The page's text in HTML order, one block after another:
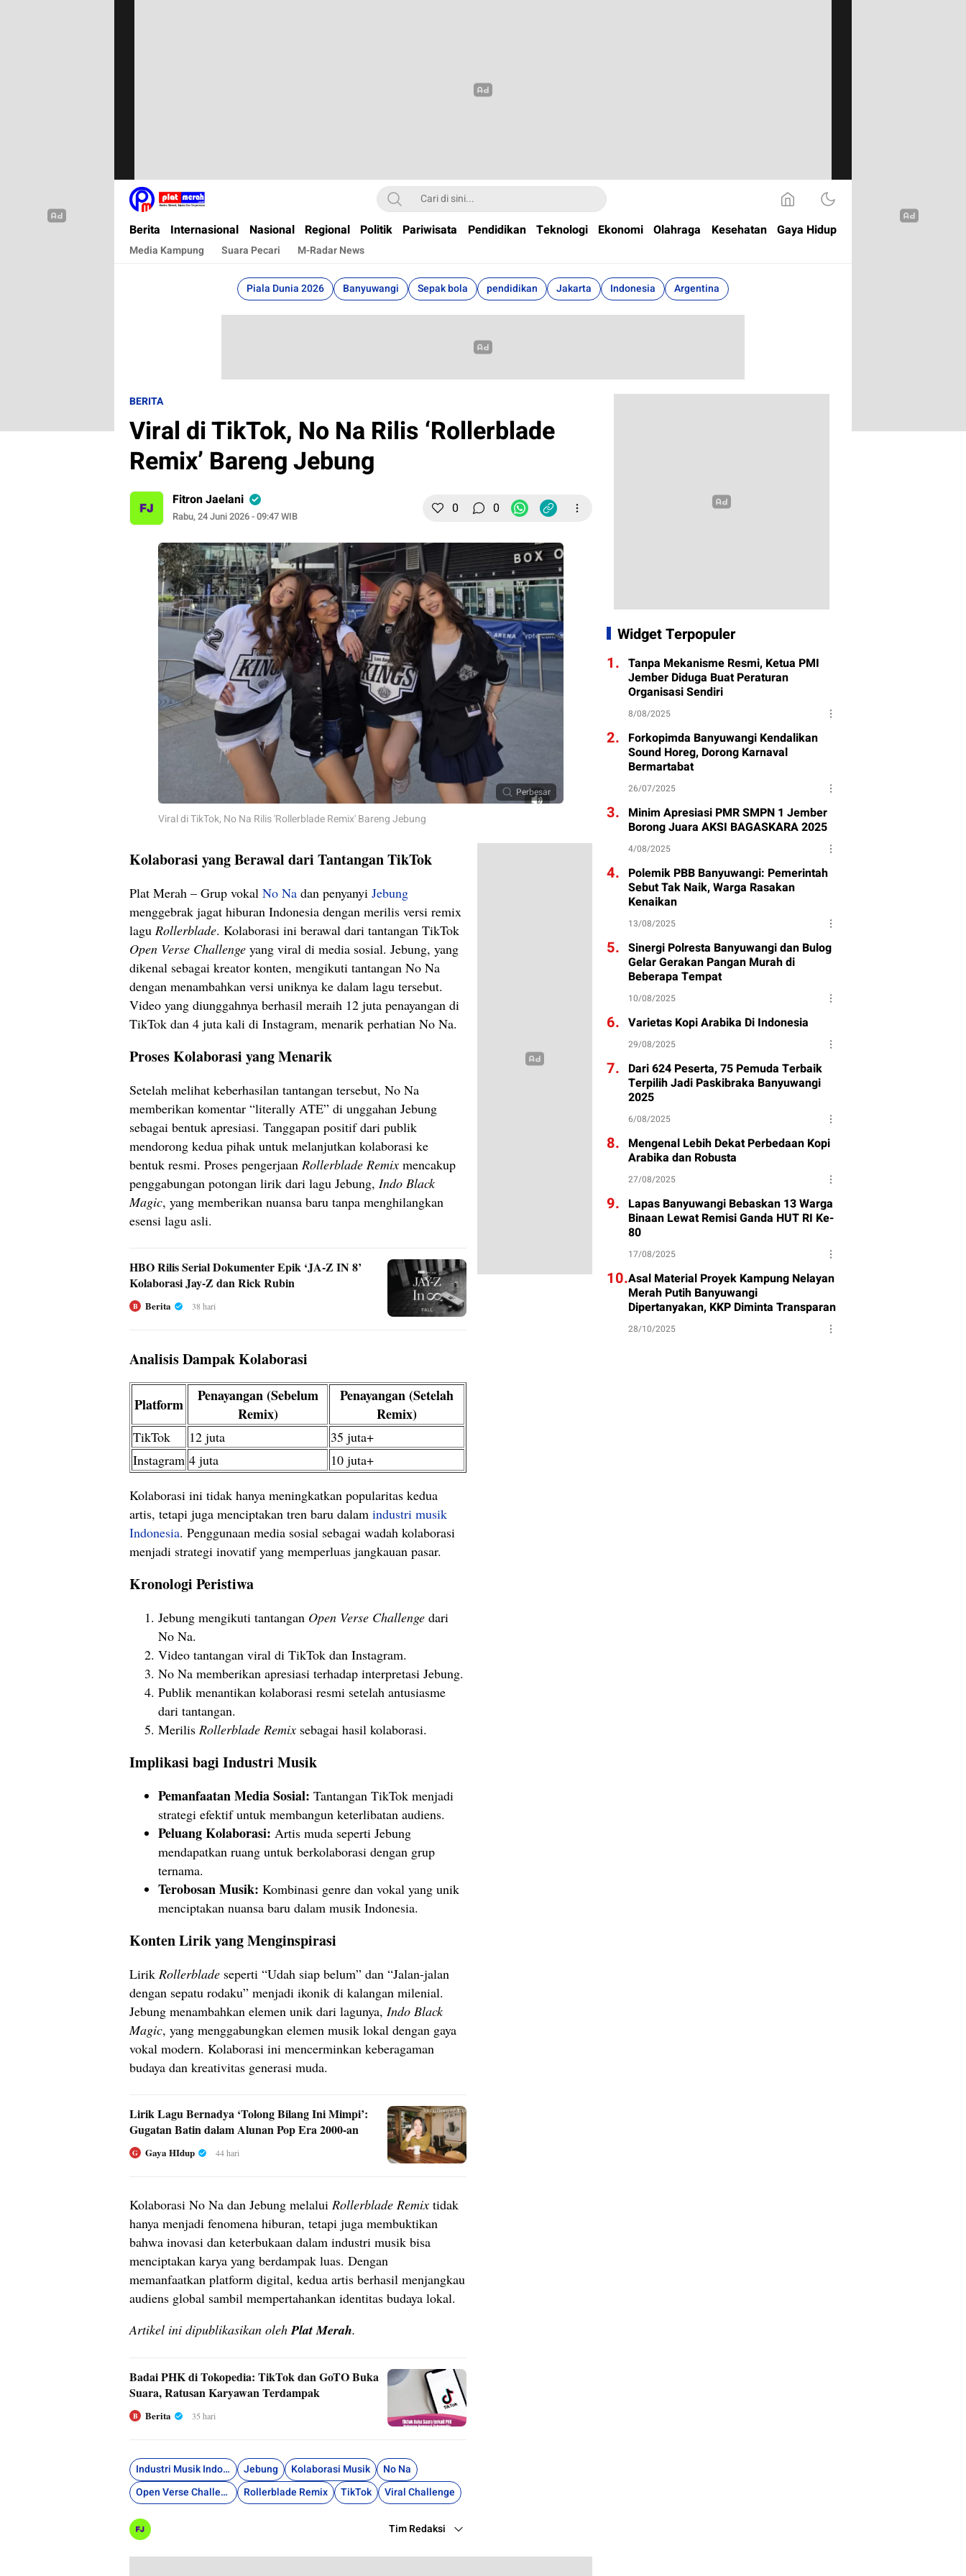
Plat Merah
Berita Terkini, Akurat, Terpercaya Dan Cepat
Berita Internasional Nasional Regional Politik Pariwisata Pendidikan Teknologi Ekonomi Olahraga Kesehatan Gaya Hidup
Media Kampung Suara Pecari M-Radar News
Piala Dunia 2026 Banyuwangi Sepak bola pendidikan Jakarta Indonesia Argentina
BERITA
Viral di TikTok, No Na Rilis ‘Rollerblade
Remix’ Bareng Jebung
Fitron Jaelani
Rabu, 24 Juni 2026 - 09:47 WIB 0 0
Perbesar
Viral di TikTok, No Na Rilis 'Rollerblade Remix' Bareng Jebung
Kolaborasi yang Berawal dari Tantangan TikTok
Plat Merah – Grup vokal No Na dan penyanyi Jebung
menggebrak jagat hiburan Indonesia dengan merilis versi remix
lagu Rollerblade. Kolaborasi ini berawal dari tantangan TikTok
Open Verse Challenge yang viral di media sosial. Jebung, yang
dikenal sebagai kreator konten, mengikuti tantangan No Na
dengan menambahkan versi uniknya ke dalam lagu tersebut.
Video yang diunggahnya berhasil meraih 12 juta penayangan di
TikTok dan 4 juta kali di Instagram, menarik perhatian No Na.
Proses Kolaborasi yang Menarik
Setelah melihat keberhasilan tantangan tersebut, No Na
memberikan komentar “literally ATE” di unggahan Jebung
sebagai bentuk apresiasi. Tanggapan positif dari publik
mendorong kedua pihak untuk melanjutkan kolaborasi ke
bentuk resmi. Proses pengerjaan Rollerblade Remix mencakup
penggabungan potongan lirik dari lagu Jebung, Indo Black
Magic, yang memberikan nuansa baru tanpa menghilangkan
esensi lagu asli.
HBO Rilis Serial Dokumenter Epik ‘JA-Z IN 8’
Kolaborasi Jay-Z dan Rick Rubin
B Berita 38 hari
Analisis Dampak Kolaborasi
Platform
Penayangan (Sebelum
Remix)
Penayangan (Setelah
Remix)
TikTok 12 juta
35 juta+
Instagram 4 juta 10 juta+
Kolaborasi ini tidak hanya meningkatkan popularitas kedua
artis, tetapi juga menciptakan tren baru dalam industri musik
Indonesia. Penggunaan media sosial sebagai wadah kolaborasi
menjadi strategi inovatif yang memperluas jangkauan pasar.
Kronologi Peristiwa
Jebung mengikuti tantangan Open Verse Challenge dari
No Na.
Video tantangan viral di TikTok dan Instagram.
No Na memberikan apresiasi terhadap interpretasi Jebung.
Publik menantikan kolaborasi resmi setelah antusiasme
dari tantangan.
Merilis Rollerblade Remix sebagai hasil kolaborasi.
Implikasi bagi Industri Musik
Pemanfaatan Media Sosial: Tantangan TikTok menjadi
strategi efektif untuk membangun keterlibatan audiens.
Peluang Kolaborasi: Artis muda seperti Jebung
mendapatkan ruang untuk berkolaborasi dengan grup
ternama.
Terobosan Musik: Kombinasi genre dan vokal yang unik
menciptakan nuansa baru dalam musik Indonesia.
Konten Lirik yang Menginspirasi
Lirik Rollerblade seperti “Udah siap belum” dan “Jalan-jalan
dengan sepatu rodaku” menjadi ikonik di kalangan milenial.
Jebung menambahkan elemen unik dari lagunya, Indo Black
Magic, yang menggabungkan elemen musik lokal dengan gaya
vokal modern. Kolaborasi ini mencerminkan keberagaman
budaya dan kreativitas generasi muda.
Lirik Lagu Bernadya ‘Tolong Bilang Ini Mimpi’:
Gugatan Batin dalam Alunan Pop Era 2000-an
G Gaya HIdup 44 hari
Kolaborasi No Na dan Jebung melalui Rollerblade Remix tidak
hanya menjadi fenomena hiburan, tetapi juga membuktikan
bahwa inovasi dan keterbukaan dalam industri musik bisa
menciptakan karya yang berdampak luas. Dengan
memanfaatkan platform digital, kedua artis berhasil menjangkau
audiens global sambil mempertahankan identitas budaya lokal.
Artikel ini dipublikasikan olehPlat Merah.
Badai PHK di Tokopedia: TikTok dan GoTO Buka
Suara, Ratusan Karyawan Terdampak
B Berita 35 hari
Industri Musik Indonesia Jebung Kolaborasi Musik
No Na
Open Verse Challenge
Rollerblade Remix TikTok Viral Challenge
Tim Redaksi
Widget Terpopuler
1. Tanpa Mekanisme Resmi, Ketua PMI
Jember Diduga Buat Peraturan
Organisasi Sendiri
8/08/2025
2. Forkopimda Banyuwangi Kendalikan
Sound Horeg, Dorong Karnaval
Bermartabat
26/07/2025
3. Minim Apresiasi PMR SMPN 1 Jember
Borong Juara AKSI BAGASKARA 2025
4/08/2025
4. Polemik PBB Banyuwangi: Pemerintah
Sebut Tak Naik, Warga Rasakan
Kenaikan
13/08/2025
5. Sinergi Polresta Banyuwangi dan Bulog
Gelar Gerakan Pangan Murah di
Beberapa Tempat
10/08/2025
6. Varietas Kopi Arabika Di Indonesia
29/08/2025
7. Dari 624 Peserta, 75 Pemuda Terbaik
Terpilih Jadi Paskibraka Banyuwangi
2025
6/08/2025
8. Mengenal Lebih Dekat Perbedaan Kopi
Arabika dan Robusta
27/08/2025
9. Lapas Banyuwangi Bebaskan 13 Warga
Binaan Lewat Remisi Ganda HUT RI Ke-
80
17/08/2025
10.Asal Material Proyek Kampung Nelayan
Merah Putih Banyuwangi
Dipertanyakan, KKP Diminta Transparan
28/10/2025